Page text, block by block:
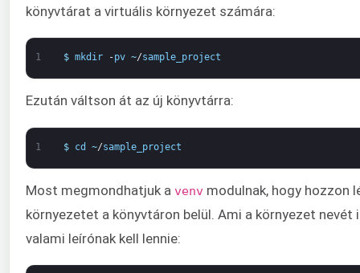
könyvtárat a virtuális környezet számára:
1 $ mkdir -pv ~/sample_project
Ezután váltson át az új könyvtárra:
1 $ cd ~/sample_project
Most megmondhatjuk a venv modulnak, hogy hozzon
környezetet a könyvtáron belül. Ami a környezet nevét
valami leírónak kell lennie: